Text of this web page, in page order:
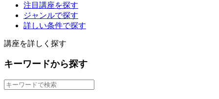
注目講座を探す
ジャンルで探す
詳しい条件で探す
講座を詳しく探す
キーワードから探す